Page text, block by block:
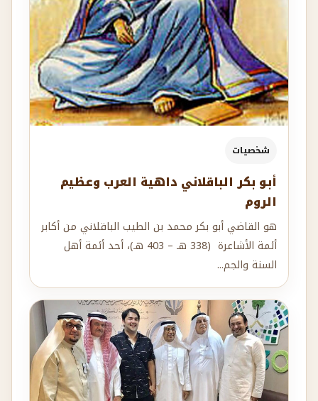
شخصيات
أبو بكر الباقلاني داهية العرب وعظيم
الروم
هو القاضي أبو بكر محمد بن الطيب الباقلاني من أكابر
أئمة الأشاعرة (338 هـ – 403 هـ)، أحد أئمة أهل
السنة والجم...